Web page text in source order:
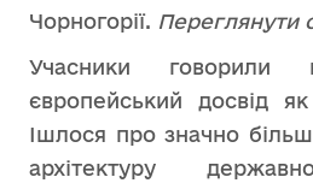
Чорногорії. Переглянути
Учасники
європейський досвід
Ішлося про значно
архітектуру